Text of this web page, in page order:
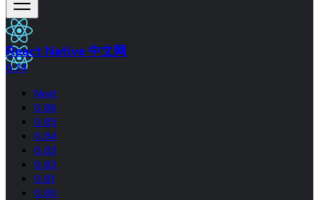
React Native 中文网
0.74
Next
0.86
0.85
0.84
0.83
0.82
0.81
0.80